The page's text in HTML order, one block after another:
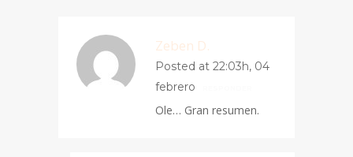
Zeben D.
Posted at 22:03h, 04
febrero
Ole… Gran resumen.